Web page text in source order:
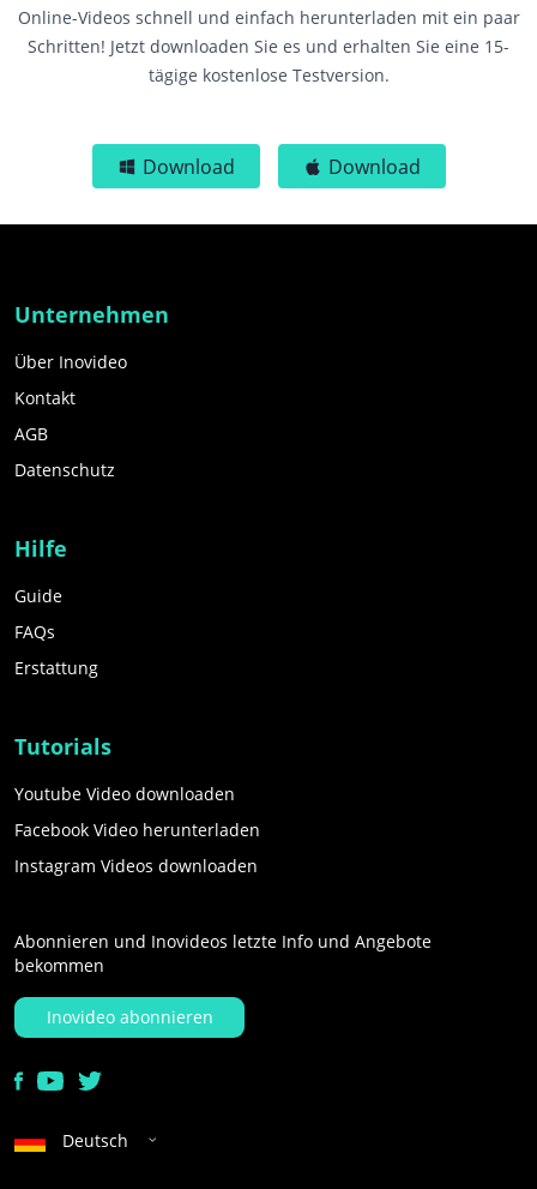
Online-Videos schnell und einfach herunterladen mit ein paar
Schritten! Jetzt downloaden Sie es und erhalten Sie eine 15-
tägige kostenlose Testversion.
Download Download
Unternehmen
Über Inovideo
Kontakt
AGB
Datenschutz
Hilfe
Guide
FAQs
Erstattung
Tutorials
Youtube Video downloaden
Facebook Video herunterladen
Instagram Videos downloaden
Abonnieren und Inovideos letzte Info und Angebote
bekommen
Inovideo abonnieren
Deutsch